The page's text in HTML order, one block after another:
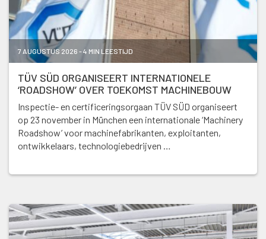
7 AUGUSTUS 2026 - 4 MIN LEESTIJD
TÜV SÜD ORGANISEERT INTERNATIONELE
‘ROADSHOW’ OVER TOEKOMST MACHINEBOUW
Inspectie- en certificeringsorgaan TÜV SÜD organiseert
op 23 november in München een internationale ‘Machinery
Roadshow’ voor machinefabrikanten, exploitanten,
ontwikkelaars, technologiebedrijven …